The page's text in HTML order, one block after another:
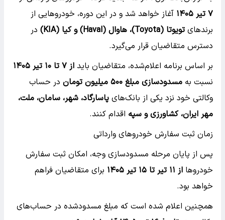
۷ تیر ۱۴۰۵
آغاز خواهد شد و در این دوره، خودروهایی از
برندهایتویوتا (Toyota)، هاوال (Haval) و کیا (KIA)
در
دسترس متقاضیان قرار می‌گیرد.
بر اساس برنامه اعلام‌شده، متقاضیان باید از ۷ تا ۱۰ تیر ۱۴۰۵
نسبت به مسدودسازی مبلغ ۵۰۰ میلیون تومان
در حساب
وکالتی خود نزد یکی از بانک‌های پاسارگاد، شهر، سامان، ملت،
مهر ایران، کشاورزی و سپه اقدام کنند.
زمان ثبت سفارش خودروهای وارداتی
پس از پایان مرحله مسدودسازی وجه، امکان ثبت سفارش
خودروها از ۱۱ تیر تا ۱۵ تیر ۱۴۰۵
برای متقاضیان فراهم
خواهد بود.
همچنین اعلام شده است که مبلغ مسدودشده در حساب‌های